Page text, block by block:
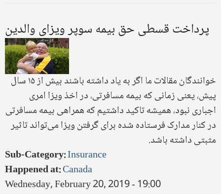
پرداخت قسطی حق بیمه سوپر ویزای والدین
خوانندگان مقالات ما اگر به یاد داشته باشند بیش از ۱۵ سال
پیش، یعنی زمانی که بیمه مسافرتی، در اخذ ویزا امری
اجباری نبود، همیشه تاکید داشتیم که همراهی بیمه مسافرتی
در کنار مدارک فرستاده شده برای گرفتن ویزا می‌تواند تاثیر
مثبتی داشته باشد.
Sub-Category:Insurance
Happened at:Canada
Wednesday, February 20, 2019 - 19:00